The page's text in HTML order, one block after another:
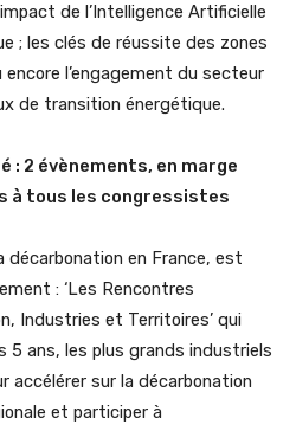
de l’Intelligence Artificielle
; les clés de réussite des zones
l’engagement du secteur
de transition énergétique.
: 2 évènements, en marge
à tous les congressistes
décarbonation en France, est
: ‘Les Rencontres
Industries et Territoires’ qui
5 ans, les plus grands industriels
accélérer sur la décarbonation
et participer à